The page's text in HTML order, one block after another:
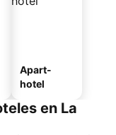
Apart-
hotel
en La